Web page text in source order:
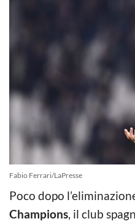
Fabio Ferrari/LaPresse
Poco dopo
Champions, il club